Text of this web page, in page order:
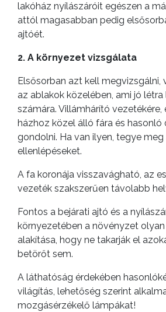
lakóház nyílászáróit egészen a
attól magasabban pedig
ajtóét.
2. A környezet vizsgálata
Elsősorban azt kell megvizsgálni,
az ablakok közelében, ami jó
számára. Villámhárító vezetékére,
házhoz közel álló fára és hasonló
gondolni. Ha van ilyen, tegye meg
ellenlépéseket.
A fa koronája visszavágható, az
vezeték szakszerűen távolabb
Fontos a bejárati ajtó és a
környezetében a növényzet
alakítása, hogy ne takarják el
betörőt sem.
A láthatóság érdekében
világítás, lehetőség szerint
mozgásérzékelő lámpákat!